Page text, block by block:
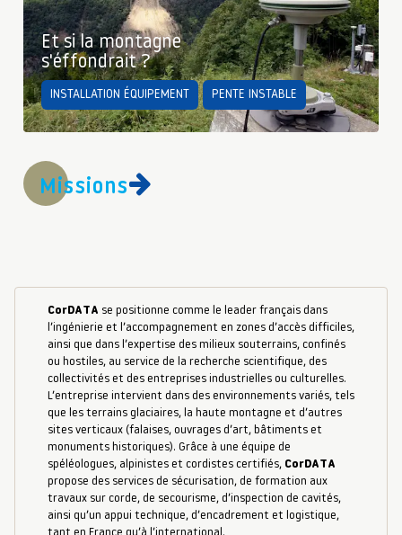
Et si la montagne
s'éffondrait ?
INSTALLATION ÉQUIPEMENT PENTE INSTABLE
Missions
CorDATA se positionne comme le leader français dans
l’ingénierie et l’accompagnement en zones d’accès difficiles,
ainsi que dans l’expertise des milieux souterrains, confinés
ou hostiles, au service de la recherche scientifique, des
collectivités et des entreprises industrielles ou culturelles.
L’entreprise intervient dans des environnements variés, tels
que les terrains glaciaires, la haute montagne et d’autres
sites verticaux (falaises, ouvrages d’art, bâtiments et
monuments historiques). Grâce à une équipe de
spéléologues, alpinistes et cordistes certifiés, CorDATA
propose des services de sécurisation, de formation aux
travaux sur corde, de secourisme, d’inspection de cavités,
ainsi qu’un appui technique, d’encadrement et logistique,